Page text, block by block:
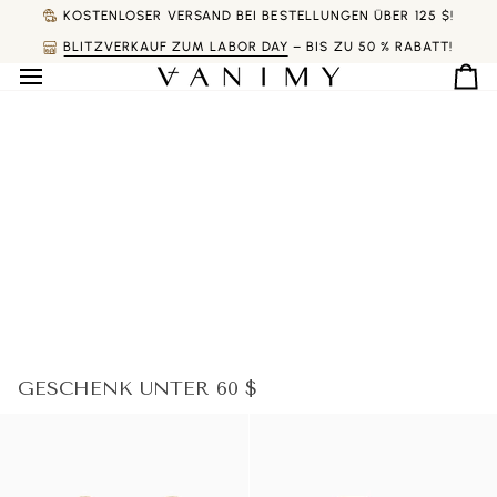
KOSTENLOSER VERSAND BEI BESTELLUNGEN ÜBER 125 $!
BLITZVERKAUF ZUM LABOR DAY – BIS ZU 50 % RABATT!
GESCHENK UNTER 60 $